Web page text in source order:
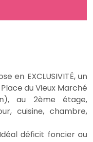
en EXCLUSIVITÉ, un
du Vieux Marché
au 2ème étage,
cuisine, chambre,
déficit foncier ou